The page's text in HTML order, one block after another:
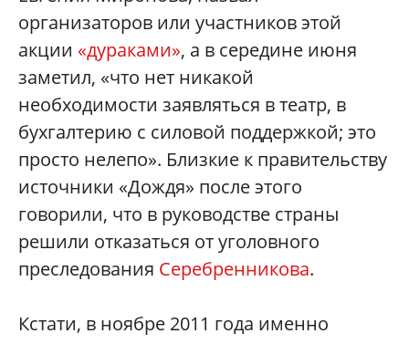
организаторов или участников этой
акции «дураками», а в середине июня
заметил, «что нет никакой
необходимости заявляться в театр, в
бухгалтерию с силовой поддержкой; это
просто нелепо». Близкие к правительству
источники «Дождя» после этого
говорили, что в руководстве страны
решили отказаться от уголовного
преследования Серебренникова.
Кстати, в ноябре 2011 года именно